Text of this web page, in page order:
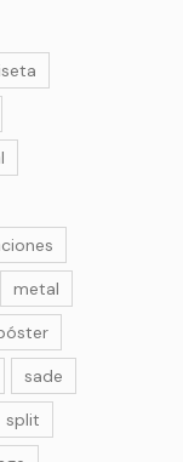
metal
sade
split